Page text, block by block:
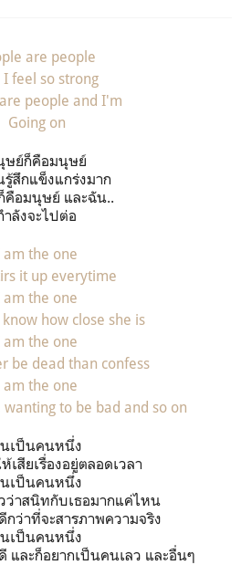
are people
I feel so strong
people and I'm
Going on
ษย์ก็คือมนุษย์
รู้สึกแข็งแกร่งมาก
อมนุษย์ และฉัน..
ำลังจะไปต่อ
am the one
it up everytime
am the one
how close she is
am the one
be dead than confess
am the one
wanting to be bad and so on
เป็นคนหนึ่ง
เสียเรื่องอยู่ตลอดเวลา
เป็นคนหนึ่ง
ว่าสนิทกับเธอมากแค่ไหน
ว่าที่จะสารภาพความจริง
เป็นคนหนึ่ง
และก็อยากเป็นคนเลว และอื่นๆ